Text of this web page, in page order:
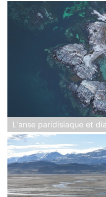
L'anse paridisiaque et